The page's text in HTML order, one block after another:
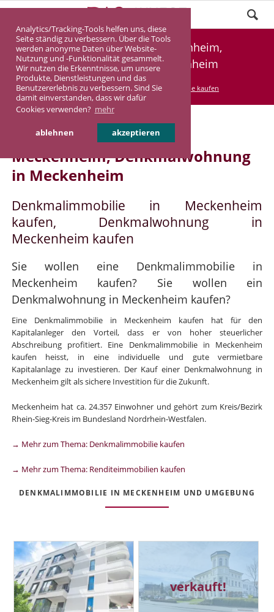
Analytics/Tracking-Tools helfen uns, diese
Seite ständig zu verbessern. Über die Tools
werden anonyme Daten über Website-
Nutzung und -Funktionalität gesammelt.
Wir nutzen die Erkenntnisse, um unsere
Produkte, Dienstleistungen und das
Benutzererlebnis zu verbessern. Sind Sie
damit einverstanden, dass wir dafür
Cookies verwenden? mehr
ablehnen akzeptieren
Denkmalimmobilie Meckenheim,
Denkmalwohnung Meckenheim
DASINVEST Service Denkmalimmobilie kaufen
Denkmalimmobilie in
Meckenheim, Denkmalwohnung
in Meckenheim
Denkmalimmobilie in Meckenheim
kaufen, Denkmalwohnung in
Meckenheim kaufen
Sie wollen eine Denkmalimmobilie in
Meckenheim kaufen? Sie wollen ein
Denkmalwohnung in Meckenheim kaufen?
Eine Denkmalimmobilie in Meckenheim kaufen hat für den
Kapitalanleger den Vorteil, dass er von hoher steuerlicher
Abschreibung profitiert. Eine Denkmalimmobilie in Meckenheim
kaufen heisst, in eine individuelle und gute vermietbare
Kapitalanlage zu investieren. Der Kauf einer Denkmalwohnung in
Meckenheim gilt als sichere Investition für die Zukunft.
Meckenheim hat ca. 24.357 Einwohner und gehört zum Kreis/Bezirk
Rhein-Sieg-Kreis im Bundesland Nordrhein-Westfalen.
→ Mehr zum Thema: Denkmalimmobilie kaufen
→ Mehr zum Thema: Renditeimmobilien kaufen
DENKMALIMMOBILIE IN MECKENHEIM UND UMGEBUNG
verkauft!